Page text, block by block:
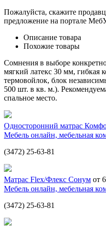
Пожалуйста, скажите
предложение на портале
Описание товара
Похожие товары
Сомнения в выборе
мягкий латекс 30 мм, гибкая
термовойлок, блок
500 шт. в кв. м.).
спальное место.
Односторонний матрас
Мебель онлайн, мебельная
(3472) 25-63-81
Матрас Flex/Флекс Сонум от
Мебель онлайн, мебельная
(3472) 25-63-81